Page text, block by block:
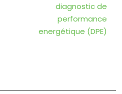
diagnostic de
performance
energétique (DPE)